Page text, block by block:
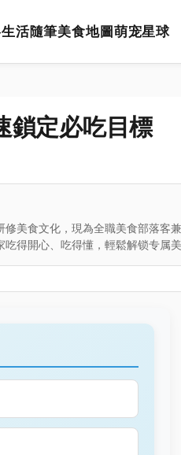
生活隨筆美食地圖萌宠星球
鎖定必吃目標
美食文化，現為全職美食部落客
得開心、吃得懂，輕鬆解锁专属美